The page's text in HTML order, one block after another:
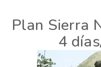
Plan Sierra
4